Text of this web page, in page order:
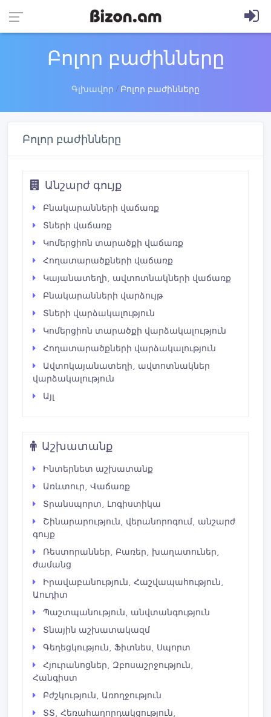
Բոլոր բաժինները
Գլխավոր Բոլոր բաժինները
Բոլոր բաժինները
Անշարժ գույք
Բնակարանների վաճառք
Տների վաճառք
Կոմերցիոն տարածքի վաճառք
Հողատարածքների վաճառք
Կայանատեղի, ավտոտնակների վաճառք
Բնակարանների վարձույթ
Տների վարձակալություն
Կոմերցիոն տարածքի վարձակալություն
Հողատարածքների վարձակալություն
Ավտոկայանատեղի, ավտոտնակներ
վարձակալություն
Այլ
Աշխատանք
Ինտերնետ աշխատանք
Առևտուր, Վաճառք
Տրանսպորտ, Լոգիստիկա
Շինարարություն, վերանորոգում, անշարժ
գույք
Ռեստորաններ, Բառեր, խաղատուներ,
ժամանց
Իրավաբանություն, Հաշվապահություն,
Աուդիտ
Պաշտպանություն, անվտանգություն
Տնային աշխատակազմ
Գեղեցկություն, Ֆիտնես, Սպորտ
Հյուրանոցներ, Զբոսաշրջություն,
Հանգիստ
Բժշկություն, Առողջություն
ՏՏ, Հեռահաղորդակցություն,